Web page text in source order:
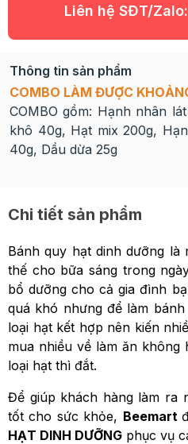
Liên hệ SĐT/Zalo:
Thông tin sản phẩm
COMBO LÀM ĐƯỢC
COMBO gồm: Hạnh nhân
khô 40g, Hạt mix 200g,
40g, Dầu dừa 25g
Chi tiết sản phẩm
Bánh quy hạt dinh dưỡng
thế cho bữa sáng trong
bổ dưỡng cho cả gia đình
quá khó nhưng để làm
loại hạt kết hợp nên kiến
mua nhiều về làm ăn
loại hạt thì đắt.
Để giúp khách hàng làm ra
tốt cho sức khỏe, Beemart
HẠT DINH DƯỠNG phục vụ